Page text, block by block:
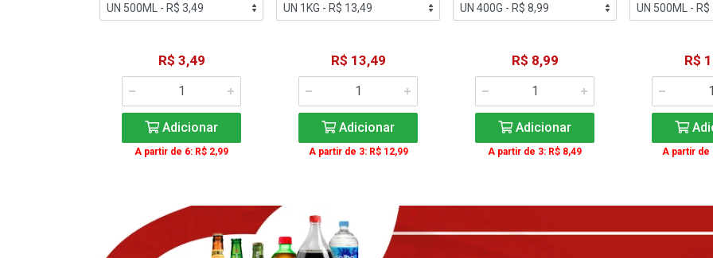
R$ 3,49
Adicionar
A partir de 6: R$ 2,99
R$ 13,49
Adicionar
A partir de 3: R$ 12,99
R$ 8,99
Adicionar
A partir de 3: R$ 8,49
R$
A partir de